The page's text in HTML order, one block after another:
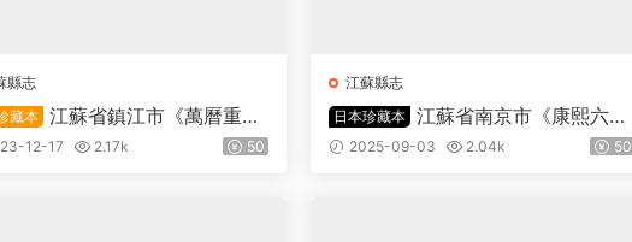
縣志
藏本 江蘇省鎮江市《萬曆重修
志》三十六卷圖一卷 明 王應
12-17 2.17k 50
江蘇縣志
日本珍藏本 江蘇省南京市《康熙六合
縣志》十二卷 清洪炜修 汪铉纂PDF
2025-09-03 2.04k 50